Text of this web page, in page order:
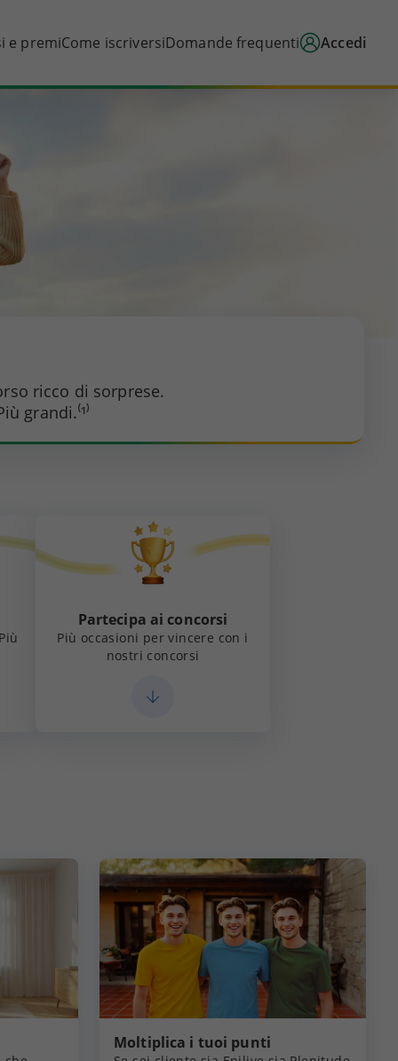
e premiCome iscriversiDomande frequenti Accedi
ricco di sorprese.
grandi.⁽¹⁾
Partecipa ai concorsi
Più occasioni per vincere con i
nostri concorsi
Moltiplica i tuoi punti